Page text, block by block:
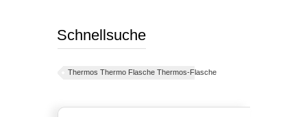
Schnellsuche
Thermos Thermo Flasche Thermos-Flasche